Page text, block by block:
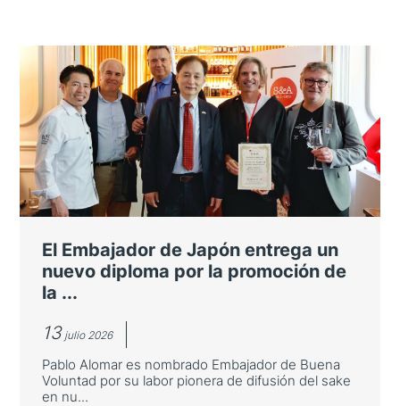
El Embajador de Japón entrega un
nuevo diploma por la promoción de
la ...
13 julio 2026
Pablo Alomar es nombrado Embajador de Buena
Voluntad por su labor pionera de difusión del sake
en nu...